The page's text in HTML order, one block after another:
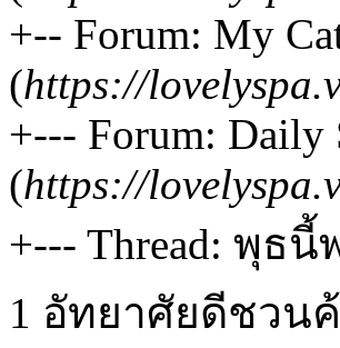
+-- Forum: My
(https://
+--- Forum: Daily
(https://
+--- Thread: พุธ
1 อัทยาศัยดีชวน